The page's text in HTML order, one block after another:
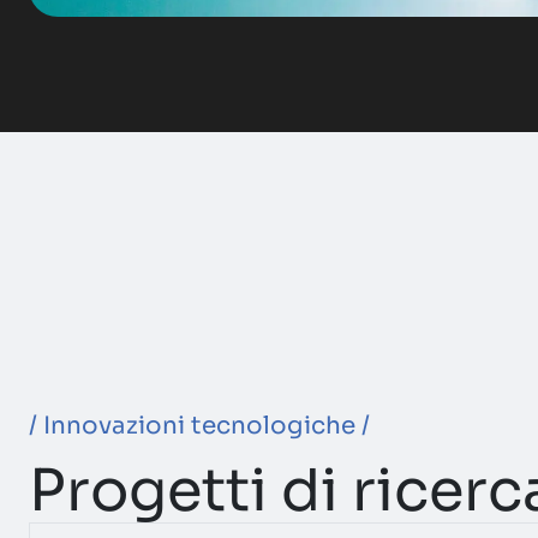
/ Innovazioni tecnologiche /
Progetti di